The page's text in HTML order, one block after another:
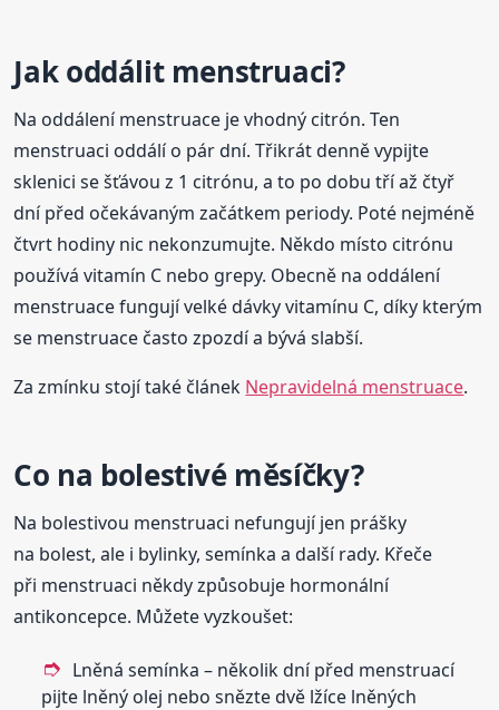
Jak oddálit menstruaci?
Na oddálení menstruace je vhodný citrón. Ten
menstruaci oddálí o pár dní. Třikrát denně vypijte
sklenici se šťávou z 1 citrónu, a to po dobu tří až čtyř
dní před očekávaným začátkem periody. Poté nejméně
čtvrt hodiny nic nekonzumujte. Někdo místo citrónu
používá vitamín C nebo grepy. Obecně na oddálení
menstruace fungují velké dávky vitamínu C, díky kterým
se menstruace často zpozdí a bývá slabší.
Za zmínku stojí také článek Nepravidelná menstruace.
Co na bolestivé měsíčky?
Na bolestivou menstruaci nefungují jen prášky
na bolest, ale i bylinky, semínka a další rady. Křeče
při menstruaci někdy způsobuje hormonální
antikoncepce. Můžete vyzkoušet:
Lněná semínka – několik dní před menstruací
pijte lněný olej nebo snězte dvě lžíce lněných